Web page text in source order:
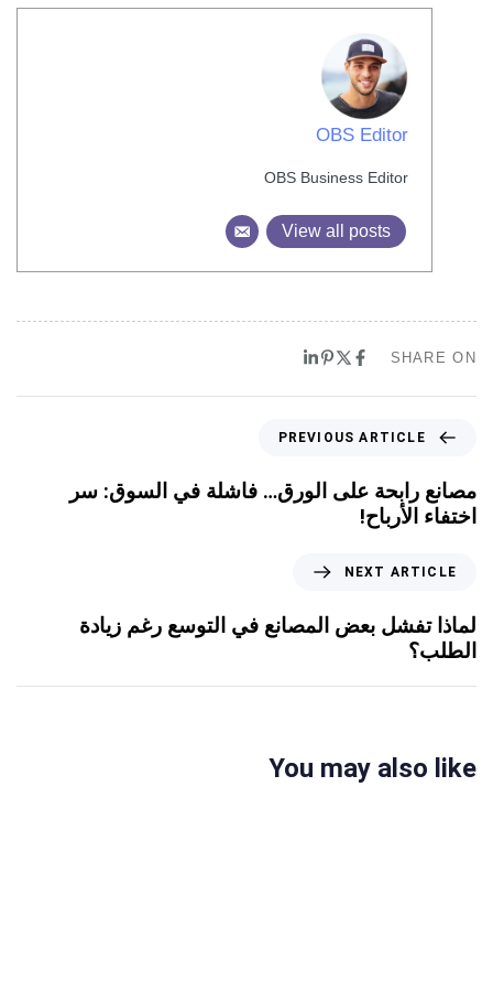
OBS Editor
OBS Business Editor
View all posts
SHARE ON
PREVIOUS ARTICLE
مصانع رابحة على الورق… فاشلة في السوق: سر
اختفاء الأرباح!
NEXT ARTICLE
لماذا تفشل بعض المصانع في التوسع رغم زيادة
الطلب؟
You may also like